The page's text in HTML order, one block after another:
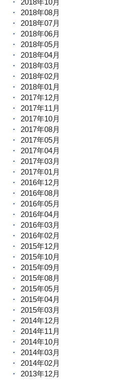
2018年08月
2018年07月
2018年06月
2018年05月
2018年04月
2018年03月
2018年02月
2018年01月
2017年12月
2017年11月
2017年10月
2017年08月
2017年05月
2017年04月
2017年03月
2017年01月
2016年12月
2016年08月
2016年05月
2016年04月
2016年03月
2016年02月
2015年12月
2015年10月
2015年09月
2015年08月
2015年05月
2015年04月
2015年03月
2014年12月
2014年11月
2014年10月
2014年03月
2014年02月
2013年12月